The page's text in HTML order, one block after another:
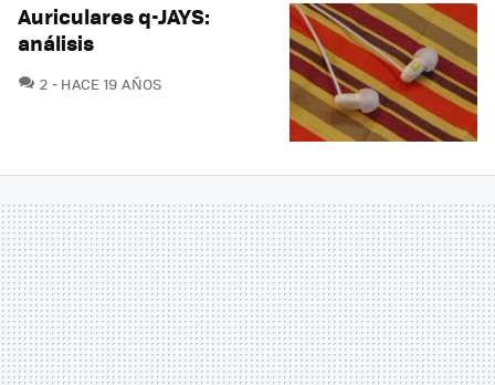
Auriculares q-JAYS:
análisis
2 COMENTARIOS
HACE 19 AÑOS